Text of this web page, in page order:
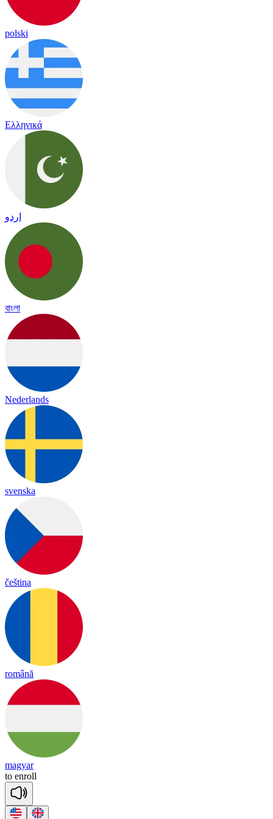
polski
Ελληνικά
اردو
বাংলা
Nederlands
svenska
čeština
română
magyar
to enroll